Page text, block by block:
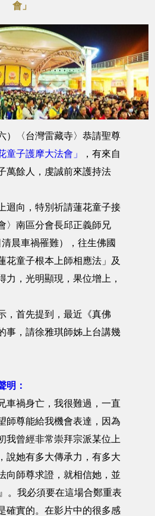
會」
）〈台灣雷藏寺〉恭請聖尊
童子護摩大法會」
，有來自
萬餘人，虔誠前來護持法
迴向，特別祈請蓮花童子接
〉南區分會長邱正義師兄
清晨車禍罹難），往生佛國
花童子根本上師相應法」及
力，光明顯現，果位增上，
，首先提到，最近《真佛
事，請徐雅琪師姊上台講幾
明：
車禍身亡，我很難過，一直
師尊能給我機會表達，因為
我曾經非常崇拜宗派某位上
說她有多大傳承力，有多大
向師尊求證，就相信她，並
。我必須要在這場合鄭重表
確實的。在影片中的很多感